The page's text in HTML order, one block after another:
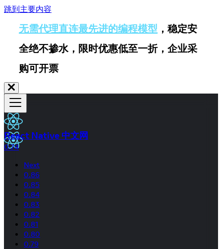
跳到主要内容
无需代理直连最先进的编程模型 ，稳定安
全绝不掺水，限时优惠低至一折，企业采
购可开票
React Native 中文网
0.74
Next
0.86
0.85
0.84
0.83
0.82
0.81
0.80
0.79